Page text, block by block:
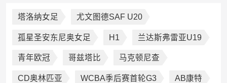
塔洛纳女足 尤文图德SAF U20
孤星圣安东尼奥女足 H1 兰达斯弗雷亚U19
青年欧冠 哥兹塔比 马克顿尼查
CD奥林匹亚 WCBA季后赛首轮G3 AB康特